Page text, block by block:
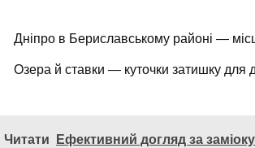
Дніпро в Бериславському районі —
Озера й ставки — куточки затишку для
Читати Ефективний догляд за